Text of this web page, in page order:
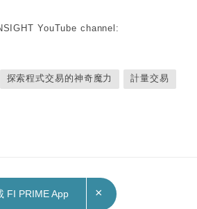
YouTube channel:
探索程式交易的神奇魔力 計量交易
FI PRIME App ×